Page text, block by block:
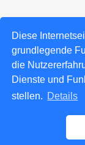
Diese
grundlegende
die
Dienste und
stellen. Details